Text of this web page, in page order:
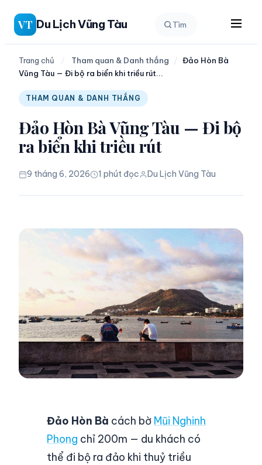
Chuyển
đến
phần
dung
VT Du Lịch Vũng Tàu Tìm
Trang chủ / Tham quan & Danh thắng / Đảo Hòn Bà
Vũng Tàu — Đi bộ ra biển khi triều rút...
THAM QUAN & DANH THẮNG
Đảo Hòn Bà Vũng Tàu — Đi bộ
ra biển khi triều rút
9 tháng 6, 2026 1 phút đọc Du Lịch Vũng Tàu
Đảo Hòn Bà cách bờ Mũi Nghinh
Phong chỉ 200m — du khách có
thể đi bộ ra đảo khi thuỷ triều